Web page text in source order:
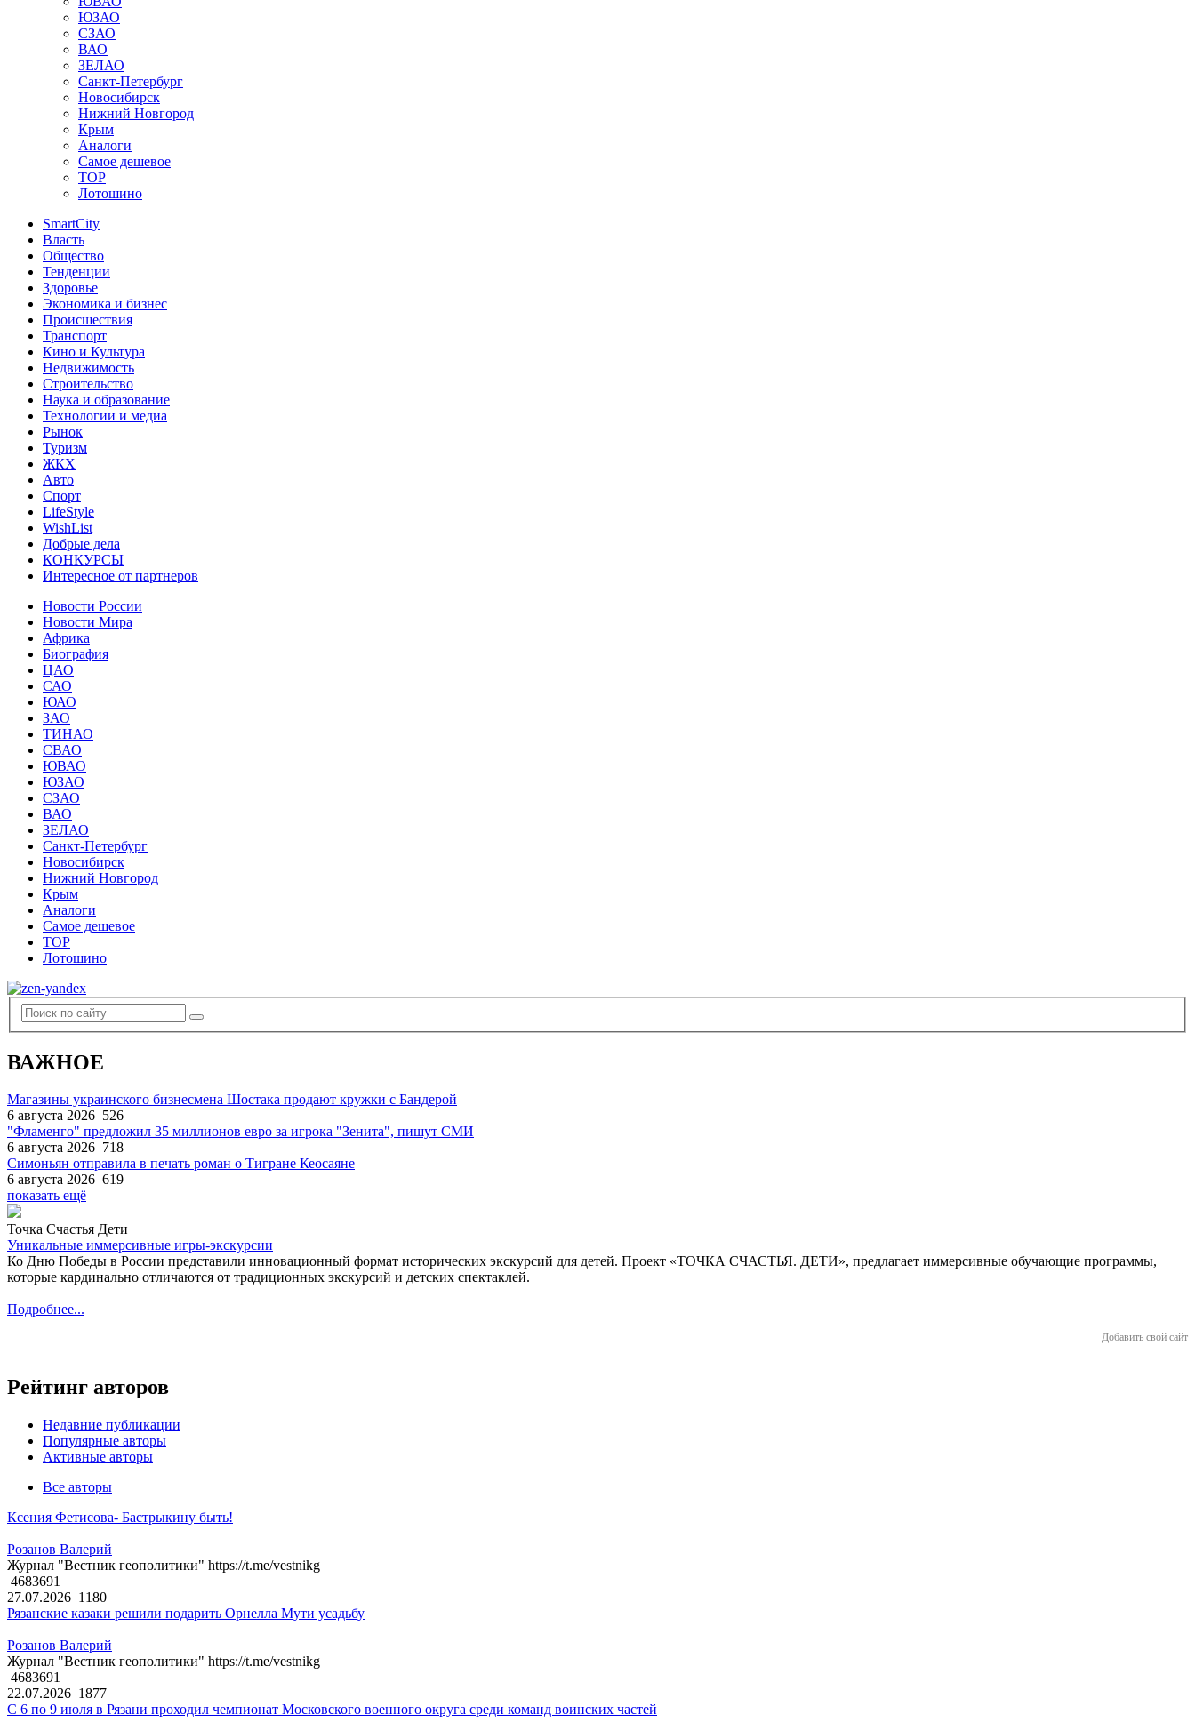
ЮЗАО
СЗАО
ВАО
ЗЕЛАО
Санкт-Петербург
Новосибирск
Нижний Новгород
Крым
Аналоги
Самое дешевое
TOP
Лотошино
SmartCity
Власть
Общество
Тенденции
Здоровье
Экономика и бизнес
Происшествия
Транспорт
Кино и Культура
Недвижимость
Строительство
Наука и образование
Технологии и медиа
Рынок
Туризм
ЖКХ
Авто
Спорт
LifeStyle
WishList
Добрые дела
КОНКУРСЫ
Интересное от партнеров
Новости России
Новости Мира
Африка
Биография
ЦАО
САО
ЮАО
ЗАО
ТИНАО
СВАО
ЮВАО
ЮЗАО
СЗАО
ВАО
ЗЕЛАО
Санкт-Петербург
Новосибирск
Нижний Новгород
Крым
Аналоги
Самое дешевое
TOP
Лотошино
ВАЖНОЕ
Магазины украинского бизнесмена Шостака продают кружки с Бандерой
6 августа 2026 526
"Фламенго" предложил 35 миллионов евро за игрока "Зенита", пишут СМИ
6 августа 2026 718
Симоньян отправила в печать роман о Тигране Кеосаяне
6 августа 2026 619
показать ещё
Точка Счастья Дети
Уникальные иммерсивные игры-экскурсии
Ко Дню Победы в России представили инновационный формат исторических экскурсий для детей. Проект «ТОЧКА СЧАСТЬЯ. ДЕТИ», предлагает иммерсивные обучающие программы,
которые кардинально отличаются от традиционных экскурсий и детских спектаклей.
Подробнее...
Добавить свой сайт
Рейтинг авторов
Недавние публикации
Популярные авторы
Активные авторы
Все авторы
Ксения Фетисова- Бастрыкину быть!
Розанов Валерий
Журнал "Вестник геополитики" https://t.me/vestnikg
4683691
27.07.2026 1180
Рязанские казаки решили подарить Орнелла Мути усадьбу
Розанов Валерий
Журнал "Вестник геополитики" https://t.me/vestnikg
4683691
22.07.2026 1877
С 6 по 9 июля в Рязани проходил чемпионат Московского военного округа среди команд воинских частей